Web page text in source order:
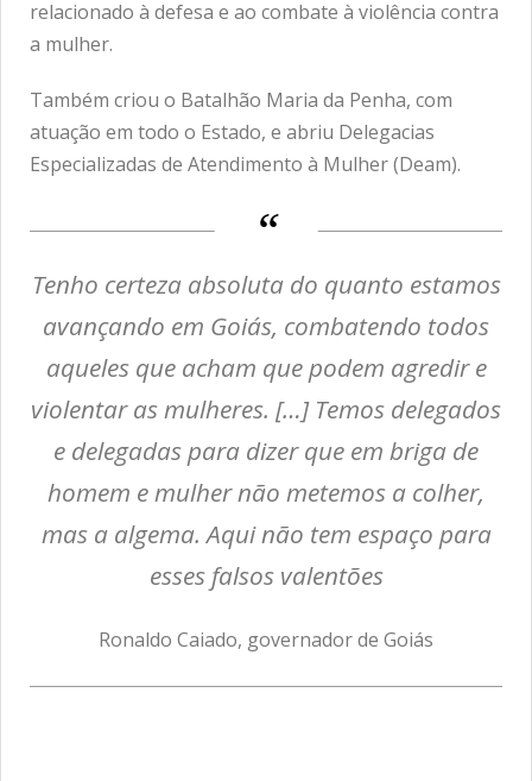
relacionado à defesa e ao combate à violência contra
a mulher.
Também criou o Batalhão Maria da Penha, com
atuação em todo o Estado, e abriu Delegacias
Especializadas de Atendimento à Mulher (Deam).
Tenho certeza absoluta do quanto estamos
avançando em Goiás, combatendo todos
aqueles que acham que podem agredir e
violentar as mulheres. […] Temos delegados
e delegadas para dizer que em briga de
homem e mulher não metemos a colher,
mas a algema. Aqui não tem espaço para
esses falsos valentões
Ronaldo Caiado, governador de Goiás